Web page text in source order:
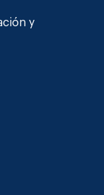
y